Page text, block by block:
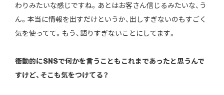
わりみたいな感じですね。あとはお客さん信じるみたいな、う
ん。本当に情報を出すだけというか、出しすぎないのもすごく
気を使ってて。もう、語りすぎないことにしてます。
――衝動的にSNSで何かを言うこともこれまであったと思うんで
すけど、そこも気をつけてる？